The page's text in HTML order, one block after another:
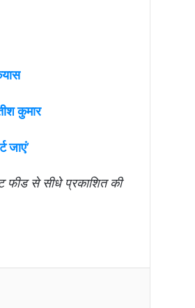
कुमार
जाएं’
फीड से सीधे प्रकाशित की